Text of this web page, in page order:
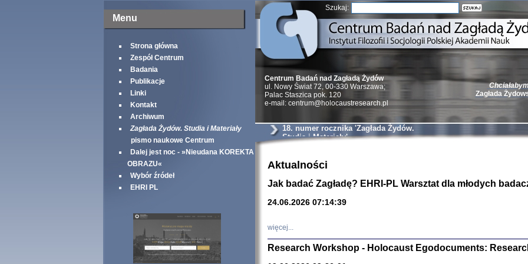
Menu
Strona główna
Zespół Centrum
Badania
Publikacje
Linki
Kontakt
Archiwum
Zagłada Żydów. Studia i Materiały
pismo naukowe Centrum
Dalej jest noc - »Nieudana KOREKTA
OBRAZU«
Wybór źródeł
EHRI PL
Szukaj:
Zagłada
Natalia Aleksiun,
Deborah Dash
Turski, Laurence
Centrum Badań nad Zagładą Żydów
ul. Nowy Świat 72, 00-330 Warszawa;
Palac Staszica pok. 120
e-mail: centrum@holocaustresearch.pl
18. numer rocznika 'Zagłada Żydów.
Studia i Materiały'
Aktualności
Jak badać Zagładę? EHRI-PL Warsztat dla młodych
24.06.2026 07:14:39
więcej...
Research Workshop - Holocaust Egodocuments: